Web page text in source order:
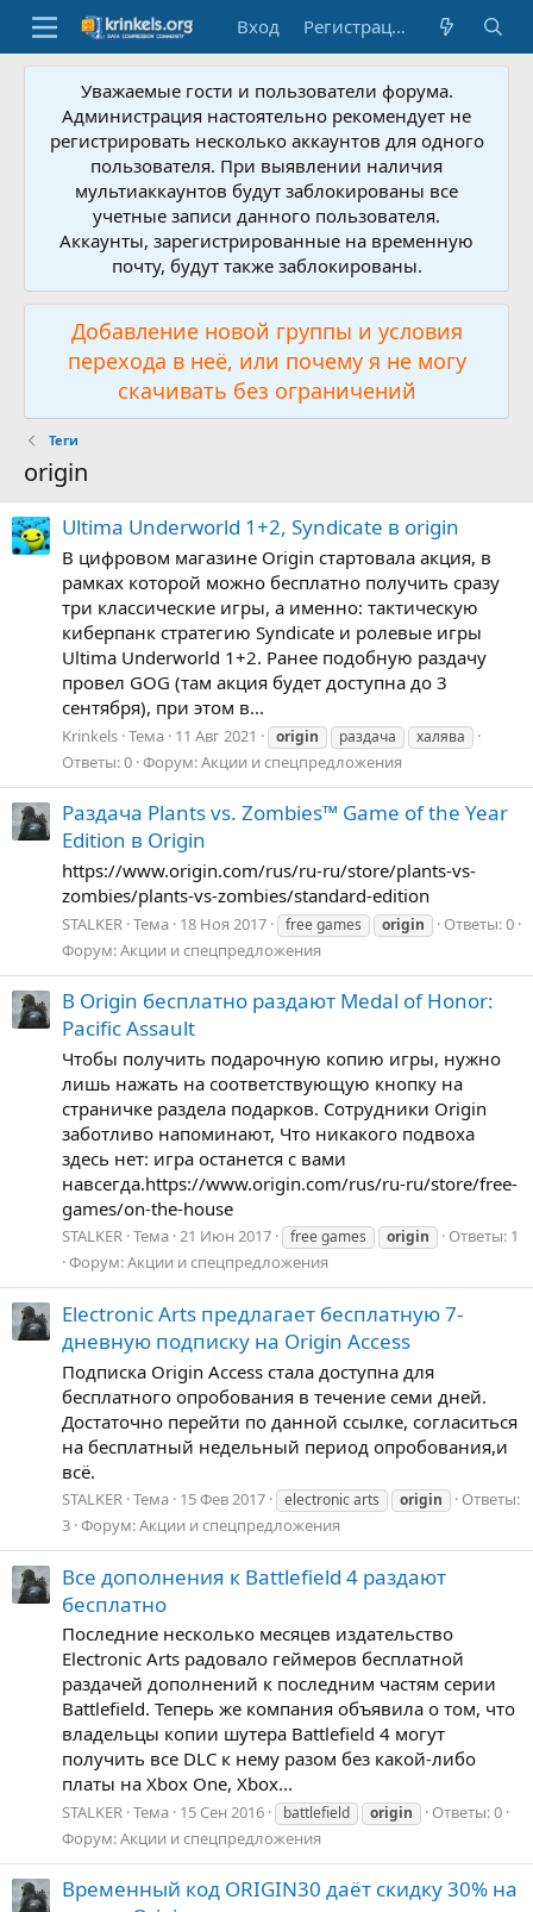
Вход Регистрация
Уважаемые гости и пользователи форума.
Администрация настоятельно рекомендует не
регистрировать несколько аккаунтов для одного
пользователя. При выявлении наличия
мультиаккаунтов будут заблокированы все
учетные записи данного пользователя.
Аккаунты, зарегистрированные на временную
почту, будут также заблокированы.
Добавление новой группы и условия
перехода в неё, или почему я не могу
скачивать без ограничений
Теги
origin
Ultima Underworld 1+2, Syndicate в origin
В цифровом магазине Origin стартовала акция, в
рамках которой можно бесплатно получить сразу
три классические игры, а именно: тактическую
киберпанк стратегию Syndicate и ролевые игры
Ultima Underworld 1+2. Ранее подобную раздачу
провел GOG (там акция будет доступна до 3
сентября), при этом в...
Krinkels Тема 11 Авг 2021 origin раздача халява
Ответы: 0 Форум:Акции и спецпредложения
Раздача Plants vs. Zombies™ Game of the Year
Edition в Origin
https://www.origin.com/rus/ru-ru/store/plants-vs-
zombies/plants-vs-zombies/standard-edition
STALKER Тема 18 Ноя 2017 free games origin
Ответы: 0
Форум:Акции и спецпредложения
В Origin бесплатно раздают Medal of Honor:
Pacific Assault
Чтобы получить подарочную копию игры, нужно
лишь нажать на соответствующую кнопку на
страничке раздела подарков. Сотрудники Origin
заботливо напоминают, Что никакого подвоха
здесь нет: игра останется с вами
навсегда.https://www.origin.com/rus/ru-ru/store/free-
games/on-the-house
STALKER Тема 21 Июн 2017 free games origin
Ответы: 1
Форум:Акции и спецпредложения
Electronic Arts предлагает бесплатную 7-
дневную подписку на Origin Access
Подписка Origin Access стала доступна для
бесплатного опробования в течение семи дней.
Достаточно перейти по данной ссылке, согласиться
на бесплатный недельный период опробования,и
всё.
STALKER Тема 15 Фев 2017 electronic arts origin
Ответы:
3 Форум:Акции и спецпредложения
Все дополнения к Battlefield 4 раздают
бесплатно
Последние несколько месяцев издательство
Electronic Arts радовало геймеров бесплатной
раздачей дополнений к последним частям серии
Battlefield. Теперь же компания объявила о том, что
владельцы копии шутера Battlefield 4 могут
получить все DLC к нему разом без какой-либо
платы на Xbox One, Xbox...
STALKER Тема 15 Сен 2016 battlefield origin
Ответы: 0
Форум:Акции и спецпредложения
Временный код ORIGIN30 даёт скидку 30% на